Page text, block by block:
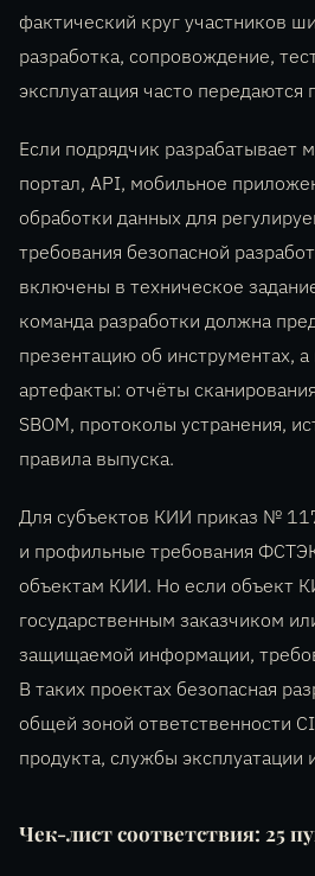
фактический круг участников
разработка, сопровождение,
эксплуатация часто передаются
Если подрядчик разрабатывает
портал, API, мобильное
обработки данных для
требования безопасной
включены в техническое
команда разработки должна
презентацию об инструментах,
артефакты: отчёты
SBOM, протоколы устранения,
правила выпуска.
Для субъектов КИИ приказ №
и профильные требования
объектам КИИ. Но если объект
государственным заказчиком
защищаемой информации,
В таких проектах безопасная
общей зоной ответственности
продукта, службы эксплуатации
Чек-лист соответствия: 25